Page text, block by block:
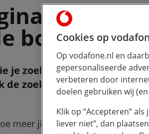
viel
boot
je zoekt bestaat
de zoekbalk om je vraag te
meer jij typt, hoe beter onze Ai
Cookies op
Op vodafone.nl en
gepersonaliseerde
verbeteren door
doelen gebruiken wij
Klik op “Accepteren”
liever niet”, dan